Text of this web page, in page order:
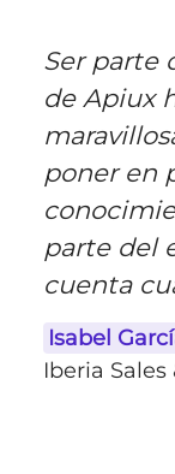
Ser parte
de Apiux
poner en
parte del
cuenta
Isabel
Iberia